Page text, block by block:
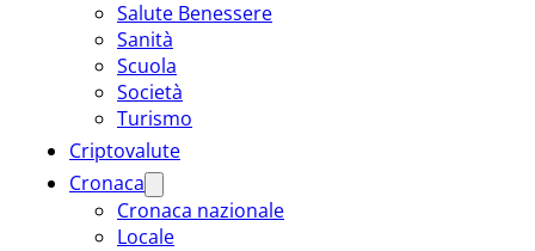
Salute Benessere
Sanità
Scuola
Società
Turismo
Criptovalute
Cronaca
Cronaca nazionale
Locale